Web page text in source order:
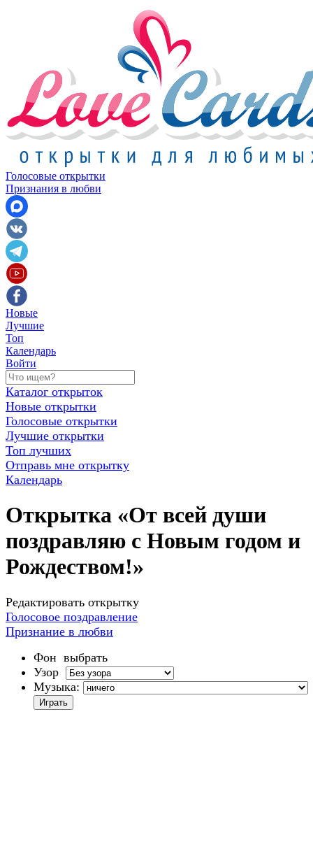
Голосовые открытки
Признания в любви
Новые
Лучшие
Топ
Календарь
Войти
Каталог открыток
Новые открытки
Голосовые открытки
Лучшие открытки
Топ лучших
Отправь мне открытку
Календарь
Открытка «От всей души
поздравляю с Новым годом и
Рождеством!»
Редактировать открытку
Голосовое поздравление
Признание в любви
Фон выбрать
Узор
Музыка: